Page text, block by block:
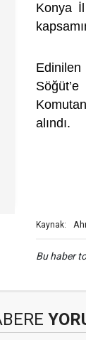
Konya
alındı.
Kaynak:
Bu haber